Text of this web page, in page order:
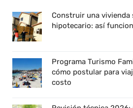
Construir una vivienda
hipotecario: así
Programa Turismo
cómo postular para
costo